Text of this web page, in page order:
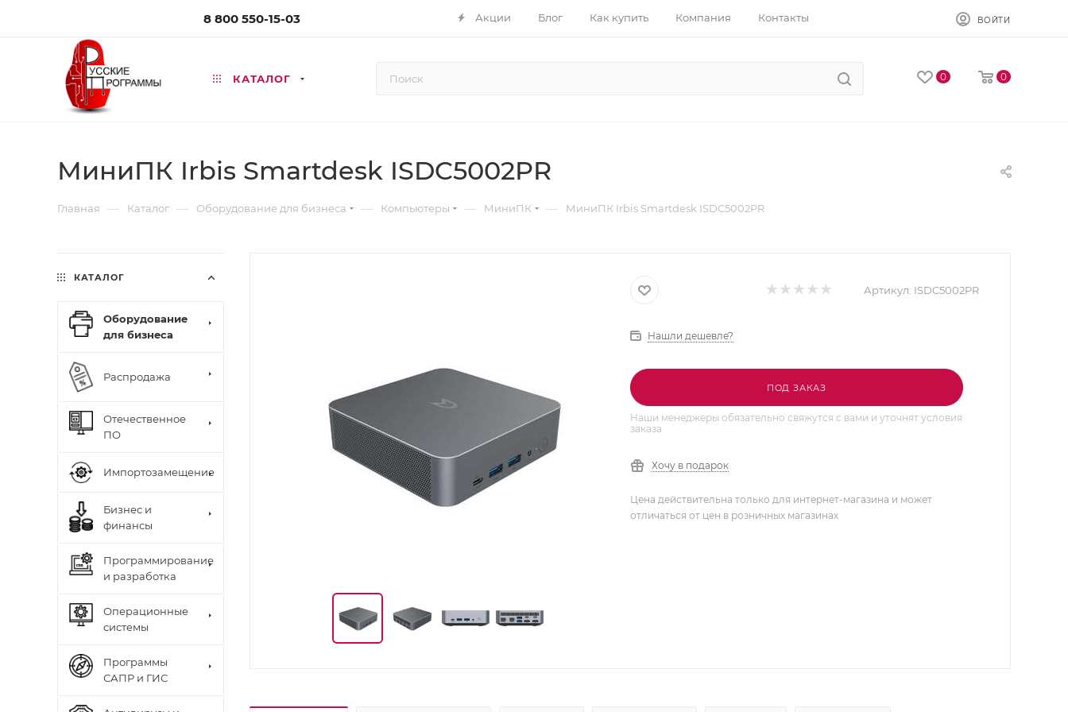
8 800 550-15-03 Акции Блог Как купить Компания Контакты ВОЙТИ
КАТАЛОГ 0 0
МиниПК Irbis Smartdesk ISDC5002PR
Главная — Каталог — Оборудование для бизнеса — Компьютеры — МиниПК — МиниПК Irbis Smartdesk ISDC5002PR
Артикул: ISDC5002PR
Нашли дешевле?
ПОД ЗАКАЗ
Наши менеджеры обязательно свяжутся с вами и уточнят условия
заказа
Хочу в подарок
Цена действительна только для интернет-магазина и может
отличаться от цен в розничных магазинах
КАТАЛОГ
Оборудование
для бизнеса
Распродажа
Отечественное
ПО
Импортозамещение
Бизнес и
финансы
Программирование
и разработка
Операционные
системы
Программы
САПР и ГИС